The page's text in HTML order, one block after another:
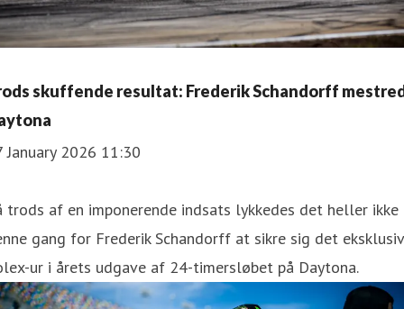
skuffende resultat: Frederik Schandorff
January 2026 11:30
trods af en imponerende indsats lykkedes det heller ikke
gang for Frederik Schandorff at sikre sig det
ur i årets udgave af 24-timersløbet på Daytona.